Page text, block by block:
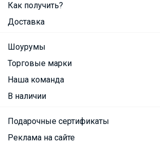
Как получить?
Доставка
Шоурумы
Торговые марки
Наша команда
В наличии
Подарочные сертификаты
Реклама на сайте